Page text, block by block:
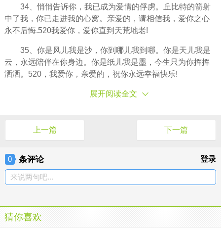
34、悄悄告诉你，我已成为爱情的俘虏。丘比特的箭射
中了我，你已走进我的心窝。亲爱的，请相信我，爱你之心
永不后悔.520我爱你，爱你直到天荒地老!
35、你是风儿我是沙，你到哪儿我到哪。你是天儿我是
云，永远陪伴在你身边。你是纸儿我是墨，今生只为你挥挥
洒洒。520，我爱你，亲爱的，祝你永远幸福快乐!
展开阅读全文
上一篇 下一篇
0 条评论 登录
来说两句吧...
猜你喜欢